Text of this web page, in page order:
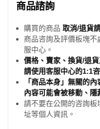
商品諮詢
購買的商品 取消/退貨
商品咨詢及評價板塊
服中心。
價格、賣家、換貨/退
請使用客服中心的1:1
「商品本身」無關的
內容可能會被移動、隱
請不要在公開的咨詢
址等個人資訊。